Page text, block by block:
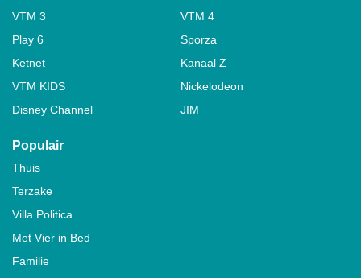
VTM 3
VTM 4
Play 6
Sporza
Ketnet
Kanaal Z
VTM KIDS
Nickelodeon
Disney Channel
JIM
Populair
Thuis
Terzake
Villa Politica
Met Vier in Bed
Familie